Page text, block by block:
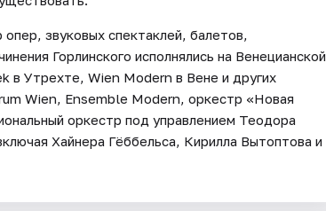
звуковых спектаклей, балетов,
Горлинского исполнялись на Венецианской
в Утрехте, Wien Modern в Вене и других
Wien, Ensemble Modern, оркестр «Новая
оркестр под управлением Теодора
Хайнера Гёббельса, Кирилла Вытоптова и